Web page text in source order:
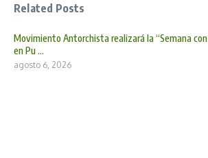
Related Posts
Movimiento Antorchista realizará la “Semana con
en Pu ...
agosto 6, 2026